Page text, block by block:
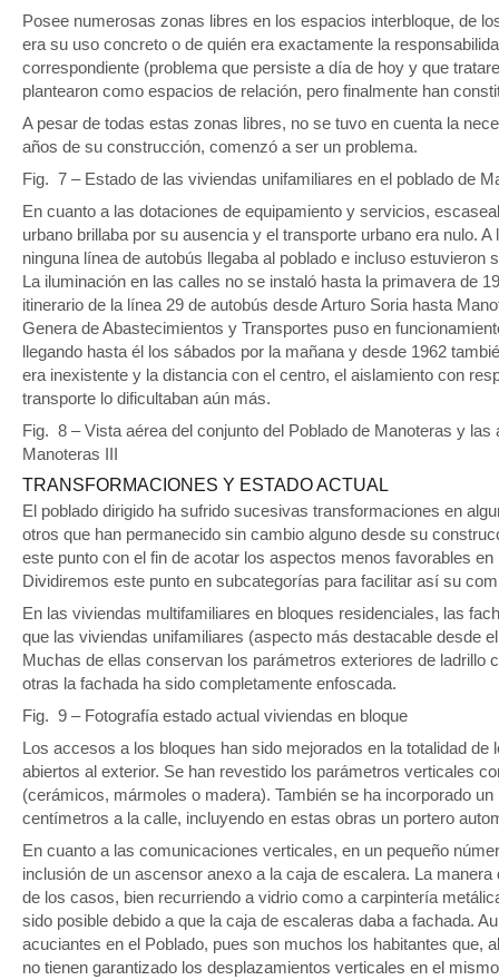
Posee numerosas zonas libres en los espacios interbloque, de
era su uso concreto o de quién era exactamente la
correspondiente (problema que persiste a día de hoy y que
plantearon como espacios de relación, pero finalmente han
A pesar de todas estas zonas libres, no se tuvo en cuenta la
años de su construcción, comenzó a ser un problema.
Fig. 7 – Estado de las viviendas unifamiliares en el poblado de
En cuanto a las dotaciones de equipamiento y servicios,
urbano brillaba por su ausencia y el transporte urbano era nulo.
ninguna línea de autobús llegaba al poblado e incluso
La iluminación en las calles no se instaló hasta la primavera de
itinerario de la línea 29 de autobús desde Arturo Soria hasta
Genera de Abastecimientos y Transportes puso en
llegando hasta él los sábados por la mañana y desde 1962
era inexistente y la distancia con el centro, el aislamiento con
transporte lo dificultaban aún más.
Fig. 8 – Vista aérea del conjunto del Poblado de Manoteras y
Manoteras III
TRANSFORMACIONES Y ESTADO ACTUAL
El poblado dirigido ha sufrido sucesivas transformaciones en
otros que han permanecido sin cambio alguno desde su
este punto con el fin de acotar los aspectos menos favorables
Dividiremos este punto en subcategorías para facilitar así su
En las viviendas multifamiliares en bloques residenciales, las
que las viviendas unifamiliares (aspecto más destacable desde
Muchas de ellas conservan los parámetros exteriores de ladrillo
otras la fachada ha sido completamente enfoscada.
Fig. 9 – Fotografía estado actual viviendas en bloque
Los accesos a los bloques han sido mejorados en la totalidad
abiertos al exterior. Se han revestido los parámetros verticales
(cerámicos, mármoles o madera). También se ha incorporado
centímetros a la calle, incluyendo en estas obras un portero
En cuanto a las comunicaciones verticales, en un pequeño
inclusión de un ascensor anexo a la caja de escalera. La
de los casos, bien recurriendo a vidrio como a carpintería
sido posible debido a que la caja de escaleras daba a fachada.
acuciantes en el Poblado, pues son muchos los habitantes que,
no tienen garantizado los desplazamientos verticales en el